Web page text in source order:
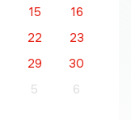
15
16
22
23
29
30
5 6